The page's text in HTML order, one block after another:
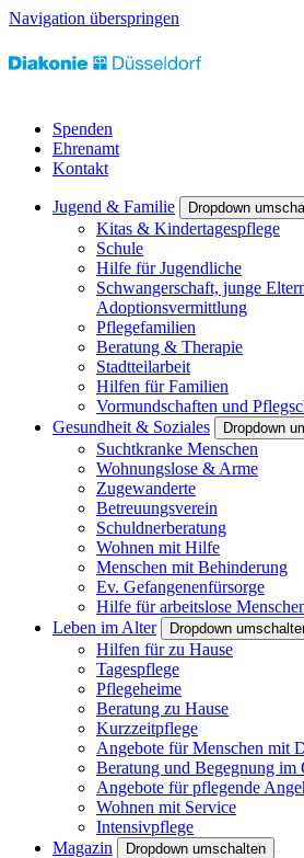
Navigation überspringen
Spenden
Ehrenamt
Kontakt
Jugend & Familie Dropdown
Kitas & Kindertagespflege
Schule
Hilfe für Jugendliche
Schwangerschaft, junge
Adoptionsvermittlung
Pflegefamilien
Beratung & Therapie
Stadtteilarbeit
Hilfen für Familien
Vormundschaften und
Gesundheit & Soziales
Dropdown
Suchtkranke Menschen
Wohnungslose & Arme
Zugewanderte
Betreuungsverein
Schuldnerberatung
Wohnen mit Hilfe
Menschen mit Behinderung
Ev. Gefangenenfürsorge
Hilfe für arbeitslose
Leben im Alter
Dropdown
Hilfen für zu Hause
Tagespflege
Pflegeheime
Beratung zu Hause
Kurzzeitpflege
Angebote für Menschen mit
Beratung und Begegnung im
Angebote für pflegende
Wohnen mit Service
Intensivpflege
Magazin
Dropdown umschalten